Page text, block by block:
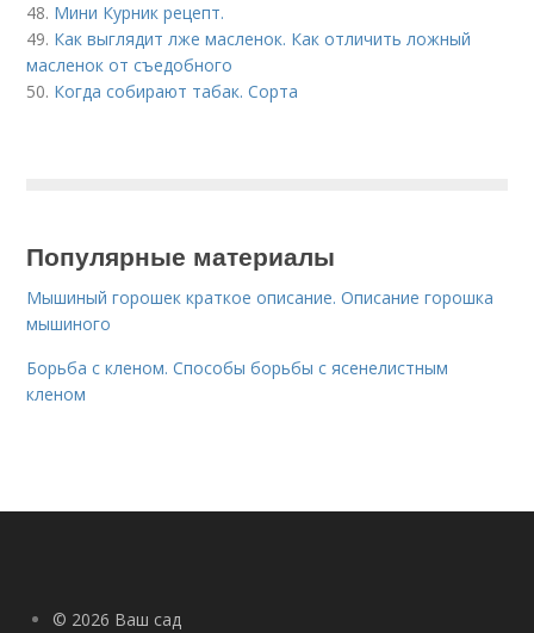
48. Мини Курник рецепт.
49. Как выглядит лже масленок. Как отличить ложный
масленок от съедобного
50. Когда собирают табак. Сорта
Популярные материалы
Мышиный горошек краткое описание. Описание горошка
мышиного
Борьба с кленом. Способы борьбы с ясенелистным
кленом
© 2026 Ваш сад